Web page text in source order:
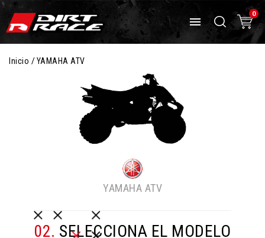

0
Inicio YAMAHA ATV
YAMAHA ATV
02. SELECCIONA EL MODELO